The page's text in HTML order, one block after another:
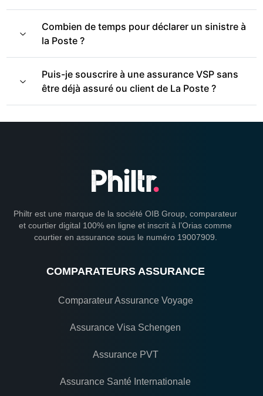
Combien de temps pour déclarer un sinistre à
la Poste ?
Puis-je souscrire à une assurance VSP sans
être déjà assuré ou client de La Poste ?
Philtr est une marque de la société OIB Group, comparateur
et courtier digital 100% en ligne et inscrit à l’Orias comme
courtier en assurance sous le numéro 19007909.
COMPARATEURS ASSURANCE
Comparateur Assurance Voyage
Assurance Visa Schengen
Assurance PVT
Assurance Santé Internationale